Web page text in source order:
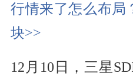
行情来了怎么布局
块>>
12月10日，三星